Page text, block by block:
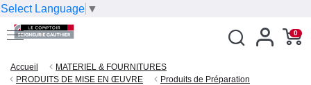
Select Language ▼
0
Accueil
MATERIEL & FOURNITURES
PRODUITS DE MISE EN ŒUVRE
Produits de Préparation